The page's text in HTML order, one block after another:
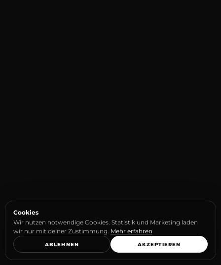
Cookies
Wir nutzen notwendige Cookies. Statistik und Marketing laden
wir nur mit deiner Zustimmung. Mehr erfahren
ABLEHNEN AKZEPTIEREN